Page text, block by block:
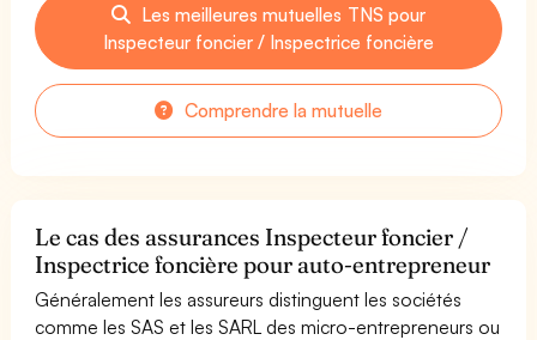
Les meilleures mutuelles TNS pour
Inspecteur foncier / Inspectrice foncière
Comprendre la mutuelle
Le cas des assurances Inspecteur foncier /
Inspectrice foncière pour auto-entrepreneur
Généralement les assureurs distinguent les sociétés
comme les SAS et les SARL des micro-entrepreneurs ou